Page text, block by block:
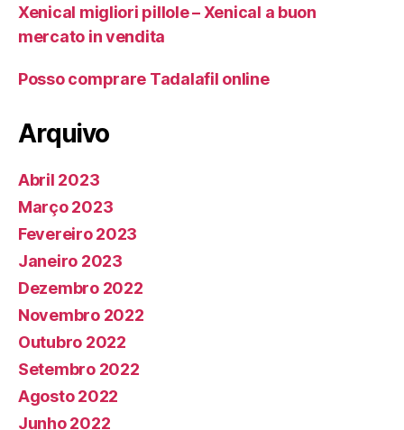
Xenical migliori pillole – Xenical a buon
mercato in vendita
Posso comprare Tadalafil online
Arquivo
Abril 2023
Março 2023
Fevereiro 2023
Janeiro 2023
Dezembro 2022
Novembro 2022
Outubro 2022
Setembro 2022
Agosto 2022
Junho 2022